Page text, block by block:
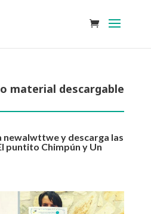
material descargable
newalwttwe y descarga las
puntito Chimpún y Un